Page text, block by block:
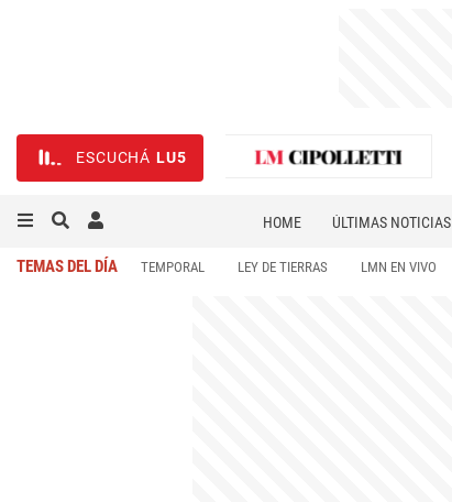
ESCUCHÁ LU5
HOME ÚLTIMAS NOTICIAS
TEMAS DEL DÍA TEMPORAL LEY DE TIERRAS LMN EN VIVO